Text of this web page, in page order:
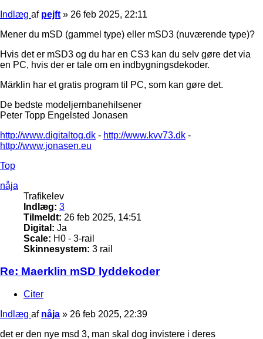
Indlæg af pejft » 26 feb 2025, 22:11
Mener du mSD (gammel type) eller mSD3 (nuværende type)?
Hvis det er mSD3 og du har en CS3 kan du selv gøre det via
en PC, hvis der er tale om en indbygningsdekoder.
Märklin har et gratis program til PC, som kan gøre det.
De bedste modeljernbanehilsener
Peter Topp Engelsted Jonasen
http://www.digitaltog.dk - http://www.kvv73.dk -
http://www.jonasen.eu
Top
nåja
Trafikelev
Indlæg: 3
Tilmeldt: 26 feb 2025, 14:51
Digital: Ja
Scale: H0 - 3-rail
Skinnesystem: 3 rail
Re: Maerklin mSD lyddekoder
Citer
Indlæg af nåja » 26 feb 2025, 22:39
det er den nye msd 3, man skal dog invistere i deres